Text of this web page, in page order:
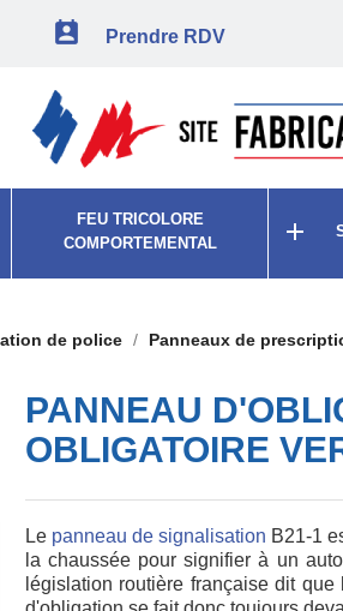
 Prendre RDV
FEU TRICOLORE
COMPORTEMENTAL

de police Panneaux de
PANNEAU
OBLIGATOIRE
Le panneau de signalisation B21-1
la chaussée pour signifier à un
législation routière française dit